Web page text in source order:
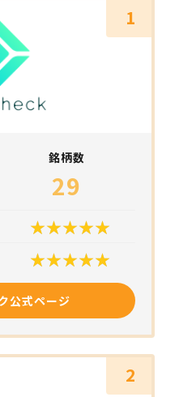
1
銘柄数
29
公式ページ
2